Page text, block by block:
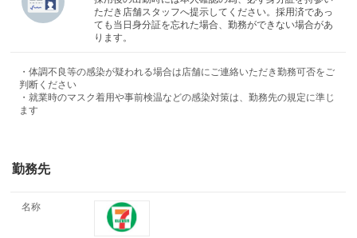
ただき店舗スタッフへ提示してください。採用済であっ
ても当日身分証を忘れた場合、勤務ができない場合があ
ります。
・体調不良等の感染が疑われる場合は店舗にご連絡いただき勤務可否をご
判断ください
・就業時のマスク着用や事前検温などの感染対策は、勤務先の規定に準じ
ます
勤務先
名称